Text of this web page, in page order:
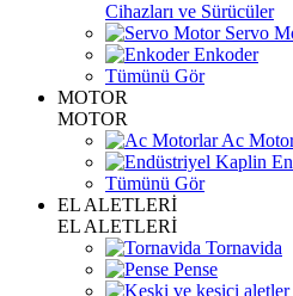
Cihazları ve Sürücüler
Servo
Enkoder
Tümünü Gör
MOTOR
MOTOR
Ac
Tümünü Gör
EL ALETLERİ
EL ALETLERİ
Tornavida
Pense